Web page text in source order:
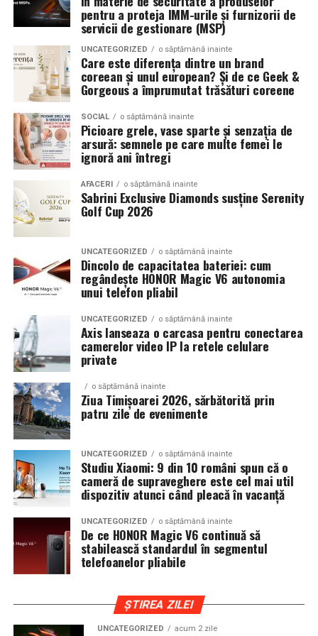
combinând experiența organizatorică cu capacitatea de
a transforma fiecare eveniment într-o amintire
deosebită pentru participanți.
echilibrat, in timp ce o alegere gresita poate strica
proportiile, chiar daca restul masinii este bine realizat.
Anvelopele ca element vizual la show-uri auto
La evenimentele auto din Cluj, anvelopele nu sunt doar
componente functionale, ci si elemente vizuale. Publicul
si fotografii surprind adesea detalii precum modul in
care roata umple aripa, distanta fata de caroserie si
aspectul general al ansamblului roata-janta.
Anvelopele curate, cu dimensiuni corecte si uzura
uniforma, contribuie la imaginea profesionala a unei
masini de show. In multe cazuri, acestea completeaza
vorbim despre un stil elegant, sportiv sau minimalist.
Echilibrul dintre estetica si utilizare reala
Un aspect specific evenimentelor auto din Cluj este
prezenta multor masini care nu sunt doar proiecte de
show, ci si vehicule utilizate zilnic. Proprietarii acestora
cauta solutii care sa le permita sa participe la
evenimente fara a sacrifica complet confortul sau
siguranta pe drumurile publice.
In acest context, anvelopele alese trebuie sa ofere un
echilibru intre aspect si functionalitate. Multi pasionati
opteaza pentru anvelope care arata bine la show, dar
care pot fi folosite si in conditii reale de trafic,
indiferent de vreme sau sezon.
De ce conteaza tipul de anvelopa la evenimentele din
Cluj
iar drumurile din imprejurimi includ atat zone urbane,
cat si trasee montane sau colinare. O masina pregatita
pentru a proteja IMM-urile și furnizorii de
servicii de gestionare (MSP)
UNCATEGORIZED o săptămână inainte
Care este diferența dintre un brand
coreean și unul european? Și de ce Geek &
Gorgeous a împrumutat trăsături coreene
SOCIAL o săptămână inainte
Picioare grele, vase sparte și senzația de
arsură: semnele pe care multe femei le
ignoră ani întregi
AFACERI o săptămână inainte
Sabrini Exclusive Diamonds susține Serenity
Golf Cup 2026
UNCATEGORIZED o săptămână inainte
Dincolo de capacitatea bateriei: cum
regândește HONOR Magic V6 autonomia
unui telefon pliabil
UNCATEGORIZED o săptămână inainte
Axis lanseaza o carcasa pentru conectarea
camerelor video IP la retele celulare
private
o săptămână inainte
Ziua Timișoarei 2026, sărbătorită prin
patru zile de evenimente
UNCATEGORIZED o săptămână inainte
Studiu Xiaomi: 9 din 10 români spun că o
cameră de supraveghere este cel mai util
dispozitiv atunci când pleacă în vacanță
UNCATEGORIZED o săptămână inainte
De ce HONOR Magic V6 continuă să
stabilească standardul în segmentul
telefoanelor pliabile
ȘTIREA ZILEI
UNCATEGORIZED acum 2 zile